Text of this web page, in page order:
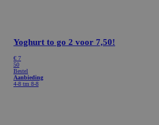
Yoghurt to go 2 voor 7,50!
€ 7
50
Bestel
Aanbieding
4-8 tm 8-8